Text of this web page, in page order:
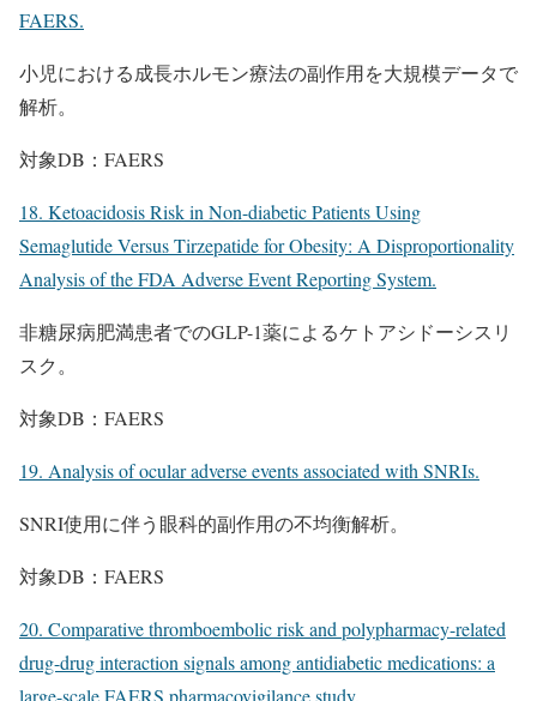
FAERS.
小児における成長ホルモン療法の副作用を大規模データで
解析。
対象DB：FAERS
18. Ketoacidosis Risk in Non-diabetic Patients Using
Semaglutide Versus Tirzepatide for Obesity: A Disproportionality
Analysis of the FDA Adverse Event Reporting System.
非糖尿病肥満患者でのGLP-1薬によるケトアシドーシスリ
スク。
対象DB：FAERS
19. Analysis of ocular adverse events associated with SNRIs.
SNRI使用に伴う眼科的副作用の不均衡解析。
対象DB：FAERS
20. Comparative thromboembolic risk and polypharmacy-related
drug-drug interaction signals among antidiabetic medications: a
large-scale FAERS pharmacovigilance study.